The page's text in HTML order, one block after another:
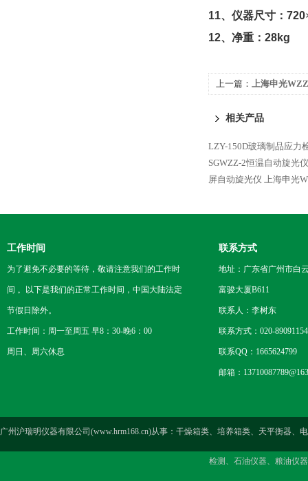
11、仪器尺寸： 720
12、净重： 28kg
上一篇： 上海申光
相关产品
LZY-150D玻璃制品应力
SGWZZ-2恒温自动旋光
屏自动旋光仪 上海申光
工作时间
为了避免不必要的等待，敬请注意我们的工作时
间 。以下是我们的正常工作时间，中国大陆法定
节假日除外。
工作时间：周一至周五 早8：30-晚6：00
周日、周六休息
联系方式
地址：广东省广州市白
富骏大厦B611
联系人：李树东
联系方式：020-89091154
联系QQ：1665624799
邮箱：
广州沪瑞明仪器有限公司(www.hrm168.cn)从事：干燥箱类、培养箱类、天平衡器
检测、石油仪器、粮油仪